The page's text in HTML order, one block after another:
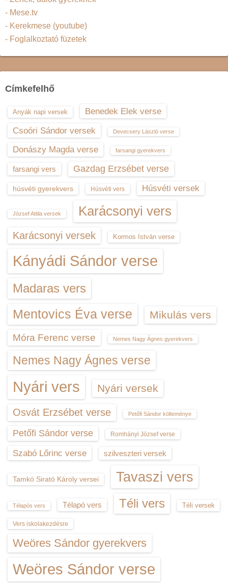
- Mese.tv
- Kerekmese (youtube)
- Foglalkoztató füzetek
Címkefelhő
Anyák napi versek
Benedek Elek verse
Csoóri Sándor versek
Devecsery László verse
Donászy Magda verse farsangi gyerekvers
farsangi vers Gazdag Erzsébet verse
húsvéti gyerekvers Húsvéti vers Húsvéti versek
József Attila versek Karácsonyi vers
Karácsonyi versek Kormos István verse
Kányádi Sándor verse
Madaras vers
Mentovics Éva verse Mikulás vers
Móra Ferenc verse Nemes Nagy Ágnes gyerekvers
Nemes Nagy Ágnes verse
Nyári vers Nyári versek
Osvát Erzsébet verse Petőfi Sándor költeménye
Petőfi Sándor verse Romhányi József verse
Szabó Lőrinc verse szilveszteri versek
Tamkó Sirató Károly versei Tavaszi vers
Télapós vers Télapó vers Téli vers Téli versek
Vers iskolakezdésre
Weöres Sándor gyerekvers
Weöres Sándor verse